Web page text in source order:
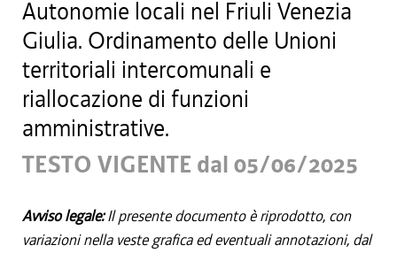
Autonomie locali nel Friuli Venezia
Giulia. Ordinamento delle Unioni
territoriali intercomunali e
riallocazione di funzioni
amministrative.
TESTO VIGENTE dal 05/06/2025
Avviso legale:Il presente documento è riprodotto, con
variazioni nella veste grafica ed eventuali annotazioni, dal